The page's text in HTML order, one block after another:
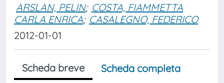
ARSLAN, PELIN; COSTA, FIAMMETTA
CARLA ENRICA; CASALEGNO, FEDERICO
2012-01-01
Scheda breve
Scheda completa